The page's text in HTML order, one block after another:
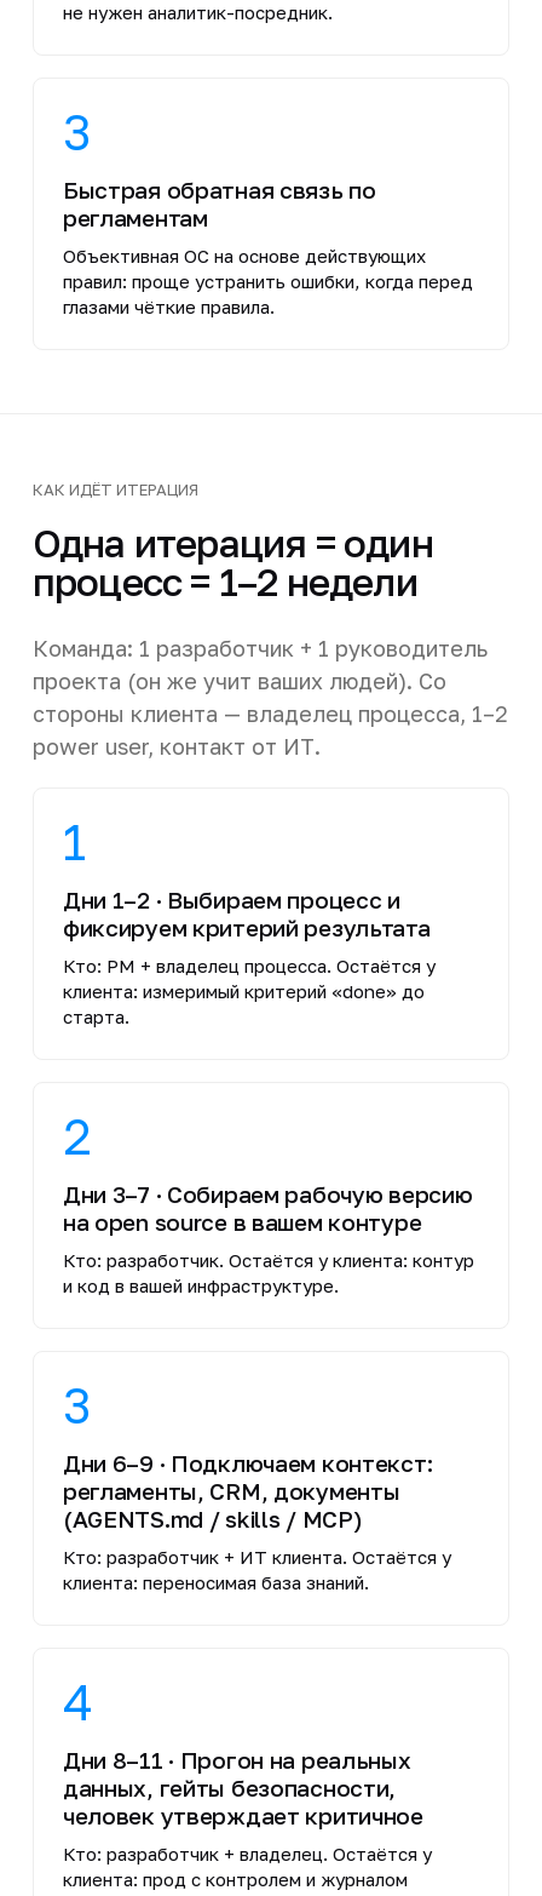
не нужен аналитик-посредник.
3
Быстрая обратная связь по
регламентам
Объективная ОС на основе действующих
правил: проще устранить ошибки, когда перед
глазами чёткие правила.
КАК ИДЁТ ИТЕРАЦИЯ
Одна итерация = один
процесс = 1–2 недели
Команда: 1 разработчик + 1 руководитель
проекта (он же учит ваших людей). Со
стороны клиента — владелец процесса, 1–2
power user, контакт от ИТ.
1
Дни 1–2 · Выбираем процесс и
фиксируем критерий результата
Кто: PM + владелец процесса. Остаётся у
клиента: измеримый критерий «done» до
старта.
2
Дни 3–7 · Собираем рабочую версию
на open source в вашем контуре
Кто: разработчик. Остаётся у клиента: контур
и код в вашей инфраструктуре.
3
Дни 6–9 · Подключаем контекст:
регламенты, CRM, документы
(AGENTS.md / skills / MCP)
Кто: разработчик + ИТ клиента. Остаётся у
клиента: переносимая база знаний.
4
Дни 8–11 · Прогон на реальных
данных, гейты безопасности,
человек утверждает критичное
Кто: разработчик + владелец. Остаётся у
клиента: прод с контролем и журналом